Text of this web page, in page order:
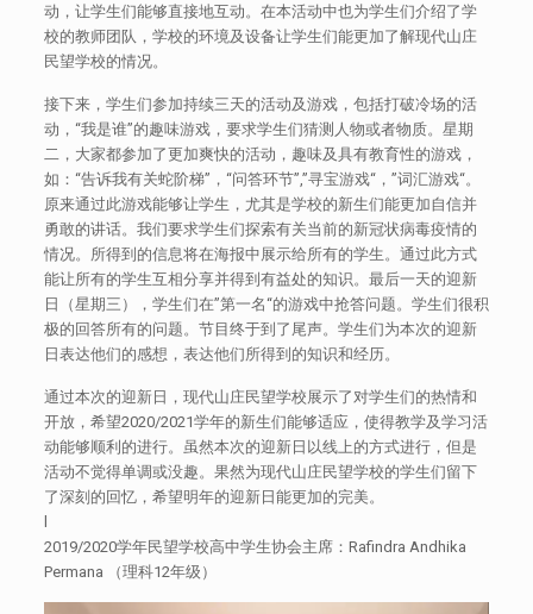
动，让学生们能够直接地互动。在本活动中也为学生们介绍了学
校的教师团队，学校的环境及设备让学生们能更加了解现代山庄
民望学校的情况。
接下来，学生们参加持续三天的活动及游戏，包括打破冷场的活
动，“我是谁”的趣味游戏，要求学生们猜测人物或者物质。星期
二，大家都参加了更加爽快的活动，趣味及具有教育性的游戏，
如：“告诉我有关蛇阶梯”，“问答环节”,”寻宝游戏“，”词汇游戏“。
原来通过此游戏能够让学生，尤其是学校的新生们能更加自信并
勇敢的讲话。我们要求学生们探索有关当前的新冠状病毒疫情的
情况。所得到的信息将在海报中展示给所有的学生。通过此方式
能让所有的学生互相分享并得到有益处的知识。最后一天的迎新
日（星期三），学生们在”第一名“的游戏中抢答问题。学生们很积
极的回答所有的问题。节目终于到了尾声。学生们为本次的迎新
日表达他们的感想，表达他们所得到的知识和经历。
通过本次的迎新日，现代山庄民望学校展示了对学生们的热情和
开放，希望2020/2021学年的新生们能够适应，使得教学及学习活
动能够顺利的进行。虽然本次的迎新日以线上的方式进行，但是
活动不觉得单调或没趣。果然为现代山庄民望学校的学生们留下
了深刻的回忆，希望明年的迎新日能更加的完美。
2019/2020学年民望学校高中学生协会主席：Rafindra Andhika
Permana （理科12年级）